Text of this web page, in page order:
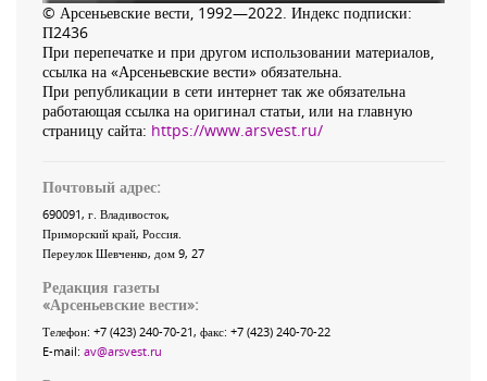
© Арсеньевские вести, 1992—2022. Индекс подписки:
П2436
При перепечатке и при другом использовании материалов,
ссылка на «Арсеньевские вести» обязательна.
При републикации в сети интернет так же обязательна
работающая ссылка на оригинал статьи, или на главную
страницу сайта: https://www.arsvest.ru/
Почтовый адрес:
690091, г. Владивосток,
Приморский край, Россия
Переулок Шевченко, дом 9, 27
Редакция газеты
«Арсеньевские вести»:
Телефон: +7 (423) 240-70-21, факс: +7 (423) 240-70-22
E-mail: av@arsvest.ru